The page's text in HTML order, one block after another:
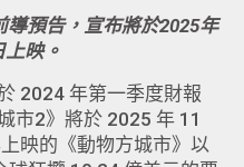
預告，宣布將於2025年
上映。
2024 年第一季度財報
市2》將於 2025 年 11
映的《動物方城市》以